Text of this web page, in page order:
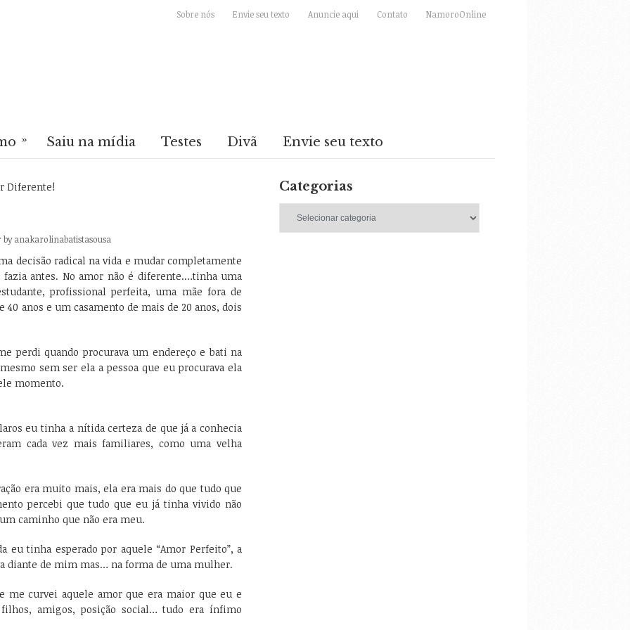
Sobre nós Envie seu texto Anuncie aqui Contato NamoroOnline
» Saiu na mídia Testes Divã Envie seu texto
byanakarolinabatistasousa
decisão radical na vida e mudar completamente
antes. No amor não é diferente.…tinha uma
profissional perfeita, uma mãe fora de
anos e um casamento de mais de 20 anos, dois
perdi quando procurava um endereço e bati na
sem ser ela a pessoa que eu procurava ela
momento.
eu tinha a nítida certeza de que já a conhecia
cada vez mais familiares, como uma velha
era muito mais, ela era mais do que tudo que
percebi que tudo que eu já tinha vivido não
caminho que não era meu.
eu tinha esperado por aquele “Amor Perfeito”, a
diante de mim mas… na forma de uma mulher.
curvei aquele amor que era maior que eu e
amigos, posição social… tudo era ínfimo
Categorias